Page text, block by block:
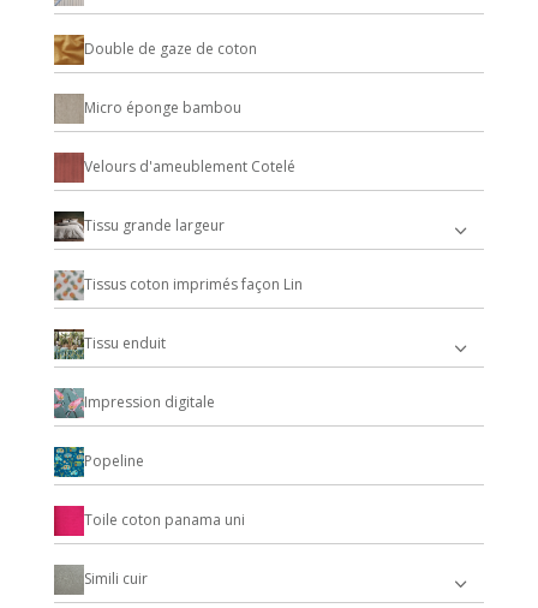
Double de gaze de coton
Micro éponge bambou
Velours d'ameublement Cotelé
Tissu grande largeur
Tissus coton imprimés façon Lin
Tissu enduit
Impression digitale
Popeline
Toile coton panama uni
Simili cuir